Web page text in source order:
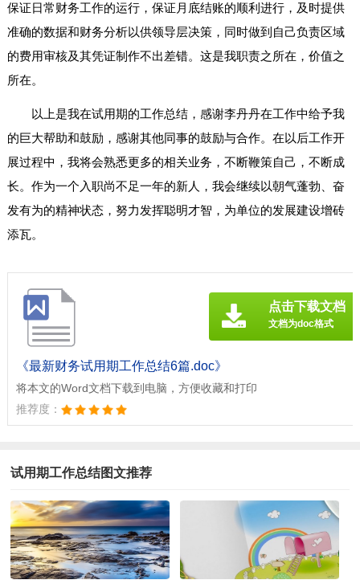
保证日常财务工作的运行，保证月底结账的顺利进行，及时提供
准确的数据和财务分析以供领导层决策，同时做到自己负责区域
的费用审核及其凭证制作不出差错。这是我职责之所在，价值之
所在。
以上是我在试用期的工作总结，感谢李丹丹在工作中给予我
的巨大帮助和鼓励，感谢其他同事的鼓励与合作。在以后工作开
展过程中，我将会熟悉更多的相关业务，不断鞭策自己，不断成
长。作为一个入职尚不足一年的新人，我会继续以朝气蓬勃、奋
发有为的精神状态，努力发挥聪明才智，为单位的发展建设增砖
添瓦。
《最新财务试用期工作总结6篇.doc》
将本文的Word文档下载到电脑，方便收藏和打印
推荐度：
点击下载文档
文档为doc格式
试用期工作总结图文推荐